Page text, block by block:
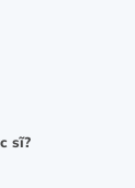
sĩ?